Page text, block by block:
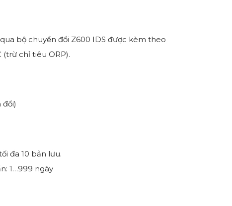
bộ chuyển đổi Z600 IDS được kèm theo
chỉ tiêu ORP).
đổi)
đa 10 bản lưu.
1…999 ngày